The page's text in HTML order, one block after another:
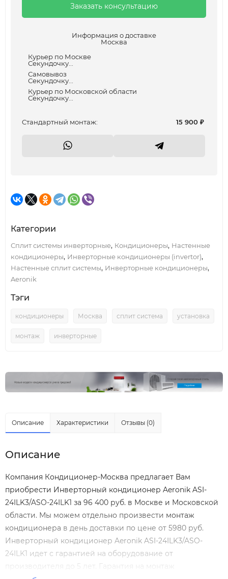
Заказать консультацию
Информация о доставке
Москва
Курьер по Москве
Секундочку...
Самовывоз
Секундочку...
Курьер по Московской области
Секундочку...
Cтандартный монтаж: 15 900 ₽
Категории
Сплит системы инверторные, Кондиционеры, Настенные
кондиционеры, Инверторные кондиционеры (invertor),
Настенные сплит системы, Инверторные кондиционеры,
Aeronik
Тэги
кондиционеры Москва сплит система установка
монтаж инверторные
Описание Характеристики Отзывы (0)
Описание
Компания Кондиционер-Москва предлагает Вам
приобрести Инверторный кондиционер Aeronik ASI-
24ILK3/ASO-24ILK1 за 96 400 руб. в Москве и Московской
области. Мы можем отдельно произвести монтаж
кондиционера в день доставки по цене от 5980 руб.
Инверторный кондиционер Aeronik ASI-24ILK3/ASO-
24ILK1 идет с гарантией на оборудование от
производителя до 5 лет. Гарантия на монтаж